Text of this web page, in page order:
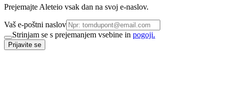
Prejemajte Aleteio vsak dan na svoj e-naslov.
Vaš e-poštni naslov
Strinjam se s prejemanjem vsebine in pogoji.
Prijavite se